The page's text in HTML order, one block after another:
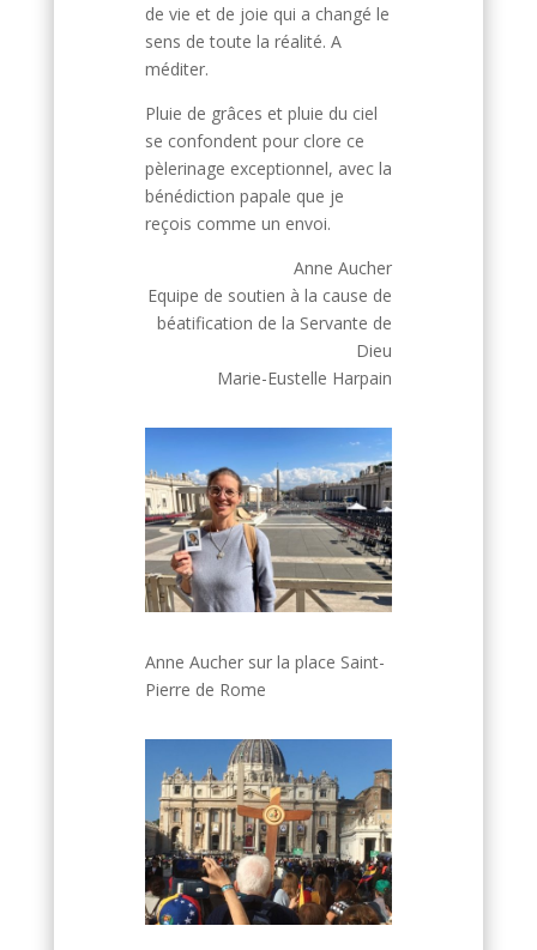
de vie et de joie qui a changé le
sens de toute la réalité. A
méditer.
Pluie de grâces et pluie du ciel
se confondent pour clore ce
pèlerinage exceptionnel, avec la
bénédiction papale que je
reçois comme un envoi.
Anne Aucher
Equipe de soutien à la cause de
béatification de la Servante de
Dieu
Marie-Eustelle Harpain
Anne Aucher sur la place Saint-
Pierre de Rome